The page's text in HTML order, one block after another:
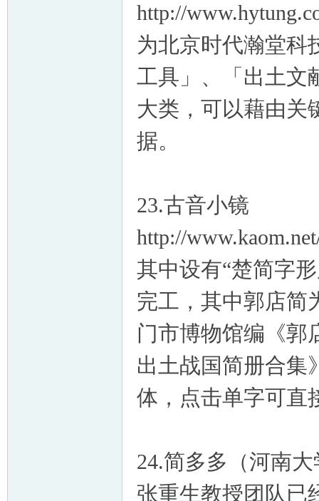
http://
为北京时代瀚堂科
工具」、「出土文
大类，可以藉由关
据。
23.古音小镜
http://
其中设有“楚简字
完工，其中郭店简
门市博物馆编《郭
出土战国简册合集
体，点击单字可直
24.简多多（河南
张重生教授团队已